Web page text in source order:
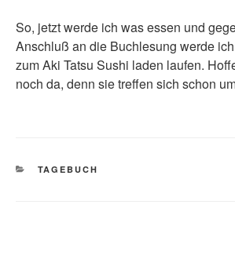
So, jetzt werde ich was essen und
Anschluß an die Buchlesung werde
zum Aki Tatsu Sushi laden laufen.
noch da, denn sie treffen sich schon
KATEGORIEN
TAGEBUCH